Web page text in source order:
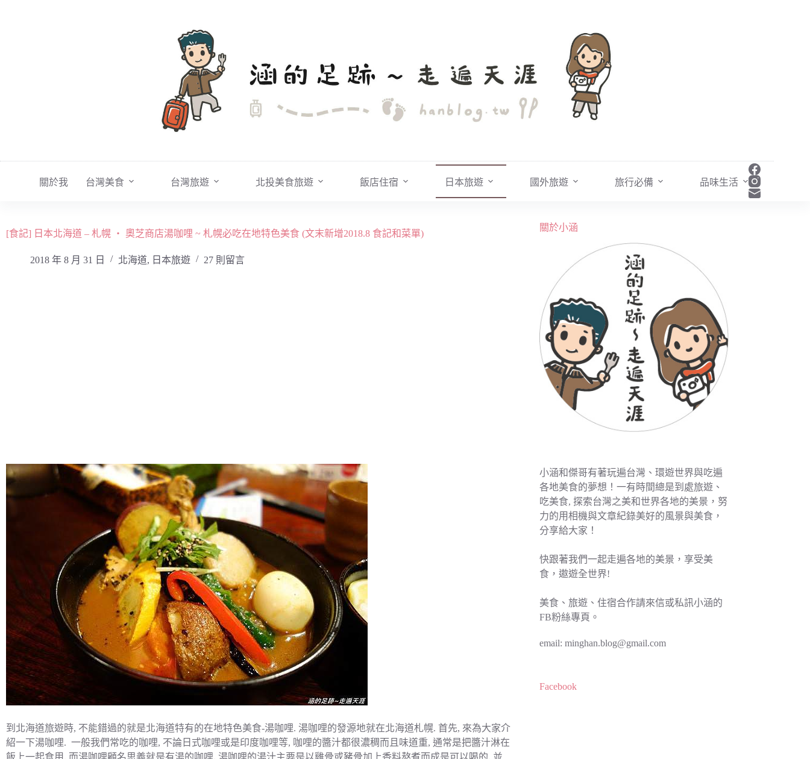
關於我 台灣美食 台灣旅遊 北投美食旅遊 飯店住宿 日本旅遊 國外旅遊 旅行必備 品味生活
[食記] 日本北海道 – 札幌 ・ 奧芝商店湯咖哩 ~ 札幌必吃在地特色美食 (文末新增2018.8 食記和菜單)
2018 年 8 月 31 日 北海道, 日本旅遊 27 則留言
到北海道旅遊時, 不能錯過的就是北海道特有的在地特色美食-湯咖哩. 湯咖哩的發源地就在北海道札幌. 首先, 來為大家介
紹一下湯咖哩. 一般我們常吃的咖哩, 不論日式咖哩或是印度咖哩等, 咖哩的醬汁都很濃稠而且味道重, 通常是把醬汁淋在
飯上一起食用. 而湯咖哩顧名思義就是有湯的咖哩. 湯咖哩的湯汁主要是以雞骨或豬骨加上香料熬煮而成是可以喝的, 並
關於小涵
小涵和傑哥有著玩遍台灣、環遊世界與吃遍
各地美食的夢想！一有時間總是到處旅遊、
吃美食, 探索台灣之美和世界各地的美景，努
力的用相機與文章紀錄美好的風景與美食，
分享給大家！
快跟著我們一起走遍各地的美景，享受美
食，遨遊全世界!
美食、旅遊、住宿合作請來信或私訊小涵的
FB粉絲專頁。
email: minghan.blog@gmail.com
Facebook